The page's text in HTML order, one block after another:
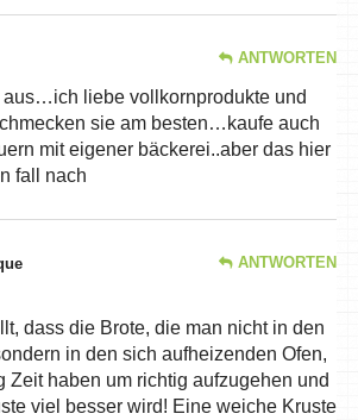
ANTWORTEN
aus…ich liebe vollkornprodukte und
sie am besten…kaufe auch
mit eigener bäckerei..aber das hier
fall nach
ANTWORTEN
dass die Brote, die man nicht in den
in den sich aufheizenden Ofen,
Zeit haben um richtig aufzugehen und
viel besser wird! Eine weiche Kruste